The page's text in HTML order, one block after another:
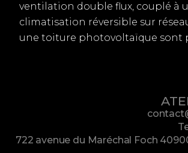
ventilation double flux, couplé à
climatisation réversible sur
une toiture photovoltaïque sont
722 avenue du Maréchal Foch